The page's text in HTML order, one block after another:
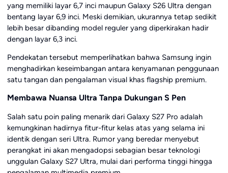
yang memiliki layar 6,7 inci maupun Galaxy S26 Ultra dengan
bentang layar 6,9 inci. Meski demikian, ukurannya tetap sedikit
lebih besar dibanding model reguler yang diperkirakan hadir
dengan layar 6,3 inci.
Pendekatan tersebut memperlihatkan bahwa Samsung ingin
menghadirkan keseimbangan antara kenyamanan penggunaan
satu tangan dan pengalaman visual khas flagship premium.
Membawa Nuansa Ultra Tanpa Dukungan S Pen
Salah satu poin paling menarik dari Galaxy S27 Pro adalah
kemungkinan hadirnya fitur-fitur kelas atas yang selama ini
identik dengan seri Ultra. Rumor yang beredar menyebut
perangkat ini akan mengadopsi sebagian besar teknologi
unggulan Galaxy S27 Ultra, mulai dari performa tinggi hingga